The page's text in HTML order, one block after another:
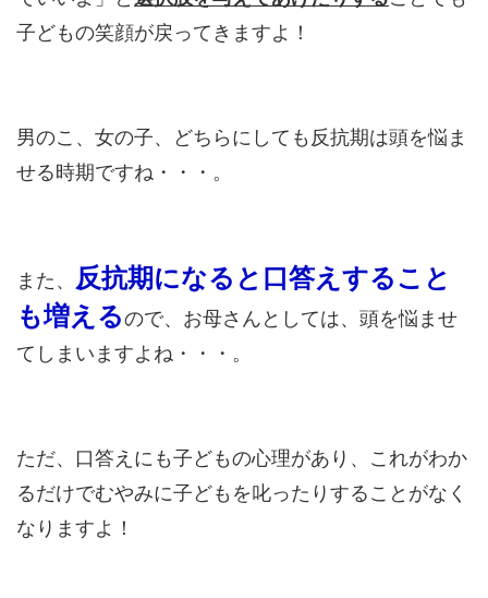
子どもの笑顔が戻ってきますよ！
男のこ、女の子、どちらにしても反抗期は頭を悩ま
せる時期ですね・・・。
また、 反抗期になると口答えすること
も増えるので、お母さんとしては、頭を悩ませ
てしまいますよね・・・。
ただ、口答えにも子どもの心理があり、これがわか
るだけでむやみに子どもを叱ったりすることがなく
なりますよ！